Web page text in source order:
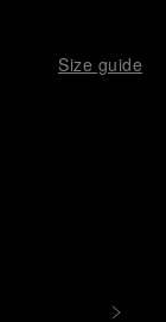
Size guide